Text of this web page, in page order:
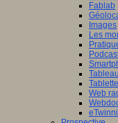
Fablab
Images
Les
Web